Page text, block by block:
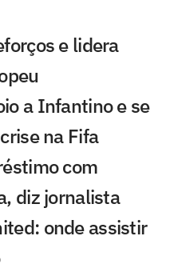
e lidera
a Infantino e se
na Fifa
com
diz jornalista
onde assistir